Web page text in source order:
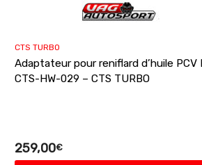
CTS TURBO
Adaptateur pour reniflard d’huile PCV
CTS-HW-029 – CTS TURBO
259,00€